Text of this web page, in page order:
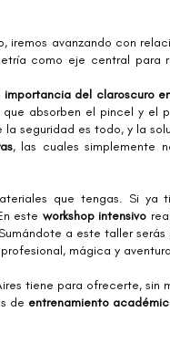
iremos avanzando con
como eje central para
importancia del claroscuro
absorben el pincel y el
seguridad es todo, y la
, las cuales simplemente
que tengas. Si ya
este workshop intensivo
a este taller
mágica y
tiene para ofrecerte, sin
de entrenamiento